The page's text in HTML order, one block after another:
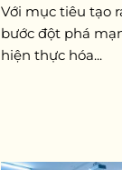
Với mục tiêu tạo
bước đột phá
hiện thực hóa...